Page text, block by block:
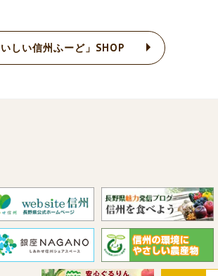
しい信州ふーど」SHOP